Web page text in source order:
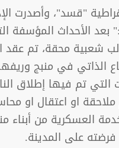
"قسد"، وأصدرت
الأحداث المؤسفة
شعبية محقة، تم عقد
الذاتي في منبج
تم فيها إطلاق
او اعتقال او
العسكرية من أبناء
على المدينة.